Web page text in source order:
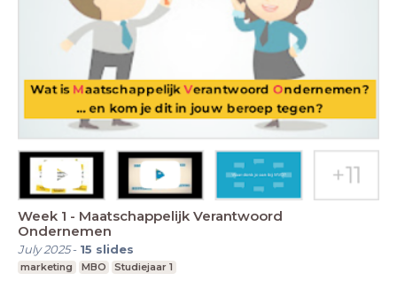
Week 1 - Maatschappelijk Verantwoord
Ondernemen
July 2025- 15 slides
marketing MBO Studiejaar 1